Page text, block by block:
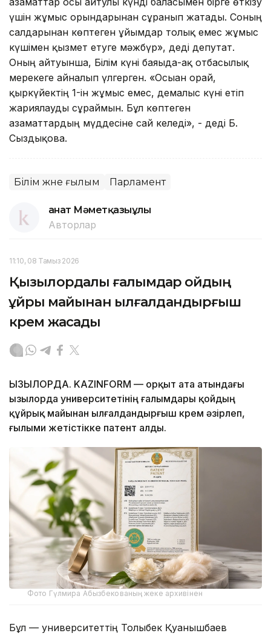
үшін жұмыс орындарынан сұранып жатады. Соның
салдарынан көптеген ұйымдар толық емес жұмыс
күшімен қызмет етуге мәжбүр», деді депутат.
Оның айтуынша, Білім күні баяғыда-ақ отбасылық
мерекеге айналып үлгерген. «Осыған орай,
қыркүйектің 1-ін жұмыс емес, демалыс күні етіп
жариялауды сұраймын. Бұл көптеген
азаматтардың мүддесіне сай келеді», - деді Б.
Сыздықова.
Білім және ғылым Парламент
Қанат Мәметқазыұлы
Авторлар
11:10, 08 Тамыз 2026
Қызылордалық ғалымдар қойдың
құйрық майынан ылғалдандырғыш
крем жасады
ҚЫЗЫЛОРДА. KAZINFORM — Қорқыт ата атындағы
Қызылорда университетінің ғалымдары қойдың
құйрық майынан ылғалдандырғыш крем әзірлеп,
ғылыми жетістікке патент алды.
Фото Гүлмира Абызбекованың жеке архивінен
Бұл — университеттің Толыбек Қуанышбаев